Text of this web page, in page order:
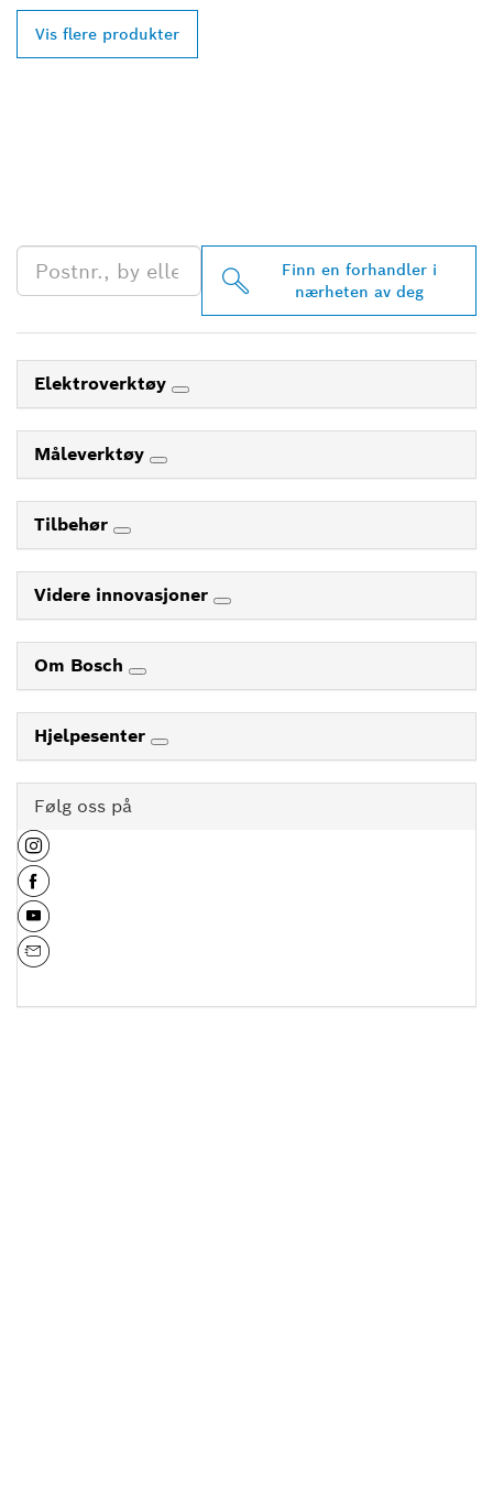
Vis flere produkter
Finn en forhandler i
nærheten av deg
Elektroverktøy
Måleverktøy
Tilbehør
Videre innovasjoner
Om Bosch
Hjelpesenter
Følg oss på